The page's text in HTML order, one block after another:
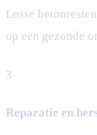
Losse
op een gezonde
3
Reparatie en